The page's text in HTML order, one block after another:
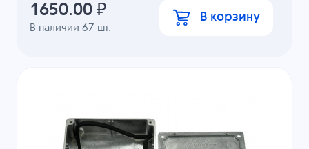
В наличии67 шт.
1650.00 ₽ В корзину